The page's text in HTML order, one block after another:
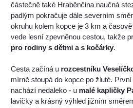
částečně také Hraběnčina naučná
padlým pokračuje dále severním
okruhu kolem kopce je 3 km a
vede lesní zpevněnou cestou, takže
pro rodiny s dětmi a s kočárky.
Cesta začíná u rozcestníku
mírně stoupá do kopce po žluté.
nachází nedaleko - u malé kapličky
lavičky a krásný výhled jižním